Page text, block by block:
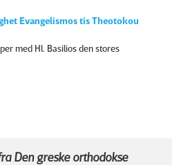
Evangelismos tis Theotokou
med Hl. Basilios den stores
Den greske orthodokse